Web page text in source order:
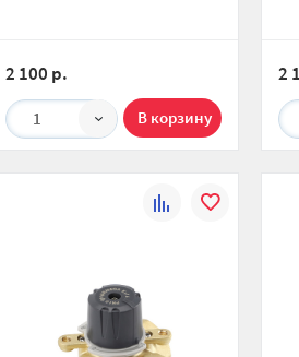
2 100 р.
1
2